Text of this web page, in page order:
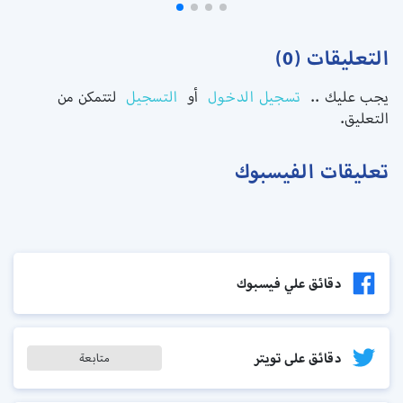
التعليقات (0)
يجب عليك .. تسجيل الدخول أو التسجيل لتتمكن من
التعليق.
تعليقات الفيسبوك
دقائق علي فيسبوك
دقائق على تويتر متابعة